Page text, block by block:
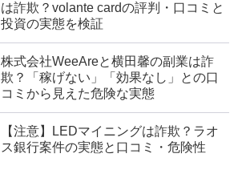
は詐欺？volante cardの評判・口コミと
投資の実態を検証
株式会社WeeAreと横田馨の副業は詐
欺？「稼げない」「効果なし」との口
コミから見えた危険な実態
【注意】LEDマイニングは詐欺？ラオ
ス銀行案件の実態と口コミ・危険性